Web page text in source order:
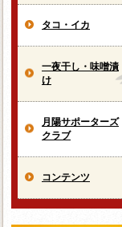
タコ・イカ
一夜干し・味噌漬
け
月陽サポーターズ
クラブ
コンテンツ